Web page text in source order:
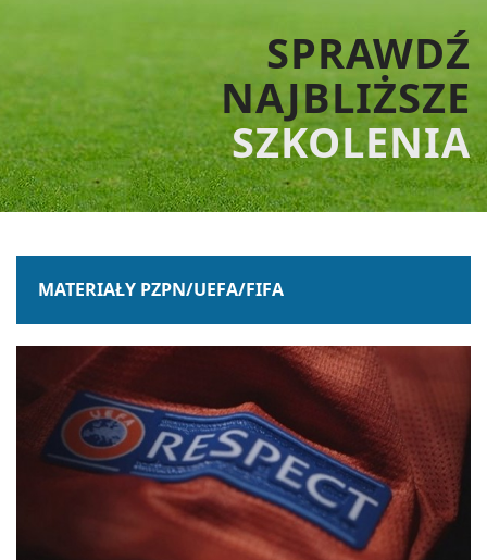
SPRAWDŹ
NAJBLIŻSZE
SZKOLENIA
MATERIAŁY PZPN/UEFA/FIFA